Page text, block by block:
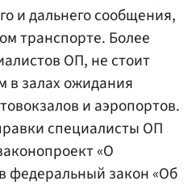
и дальнего сообщения,
транспорте. Более
ОП, не стоит
в залах ожидания
и аэропортов.
специалисты ОП
«О
федеральный закон «Об